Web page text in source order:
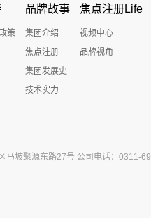
策
品牌故事
集团介绍
焦点注册
集团发展史
技术实力
焦点注册Life
视频中心
品牌视角
马坡聚源东路27号 公司电话：0311-